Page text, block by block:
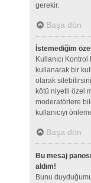
gerekir.
Başa dön
İstemediğim
Kullanıcı
kullanarak bir
olarak
kötü niyetli özel
moderatörlere
kullanıcıyı
Başa dön
Bu mesaj
aldım!
Bunu